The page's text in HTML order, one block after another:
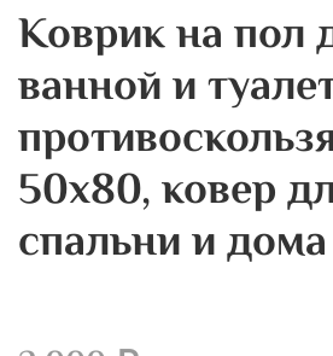
Коврик на пол
ванной и
50х80, ковер
спальни и дома